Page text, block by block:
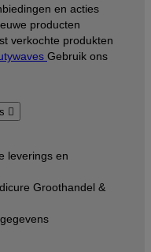
en acties
producten
verkochte produkten
Gebruik ons

leverings en
Groothandel &